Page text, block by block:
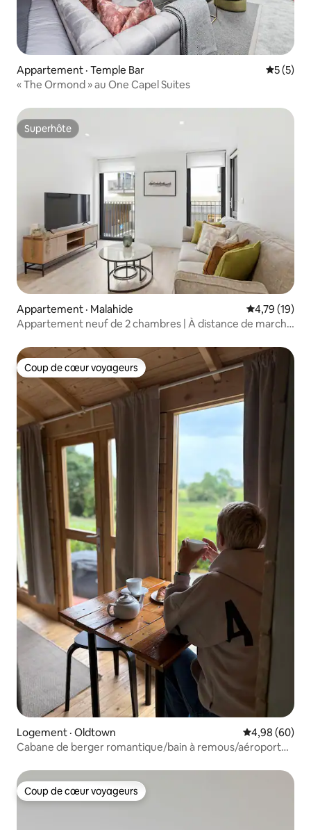
Appartement · Temple Bar Note
5 (5)
« The Ormond » au One Capel Suites
Superhôte
Superhôte
Appartement · Malahide Note
4,79 (19)
Appartement neuf de 2 chambres | À distance de marche
Coup de cœur voyageurs
Coup de cœur voyageurs
Logement · Oldtown Note
4,98 (60)
Cabane de berger romantique/bain à remous/aéroport
Coup de cœur voyageurs
Coup de cœur voyageurs